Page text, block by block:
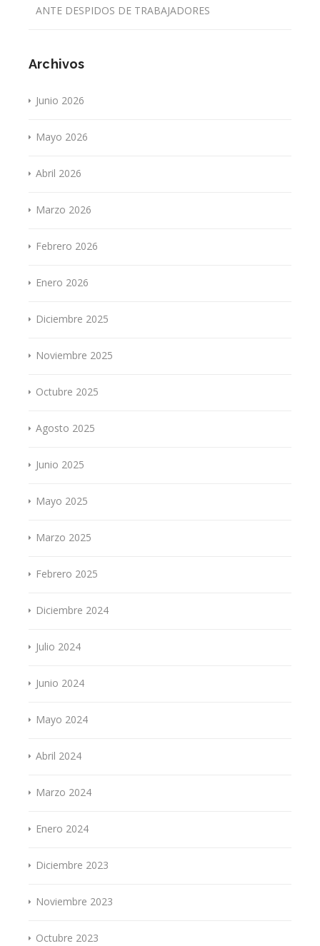
ANTE DESPIDOS DE TRABAJADORES
Archivos
Junio 2026
Mayo 2026
Abril 2026
Marzo 2026
Febrero 2026
Enero 2026
Diciembre 2025
Noviembre 2025
Octubre 2025
Agosto 2025
Junio 2025
Mayo 2025
Marzo 2025
Febrero 2025
Diciembre 2024
Julio 2024
Junio 2024
Mayo 2024
Abril 2024
Marzo 2024
Enero 2024
Diciembre 2023
Noviembre 2023
Octubre 2023